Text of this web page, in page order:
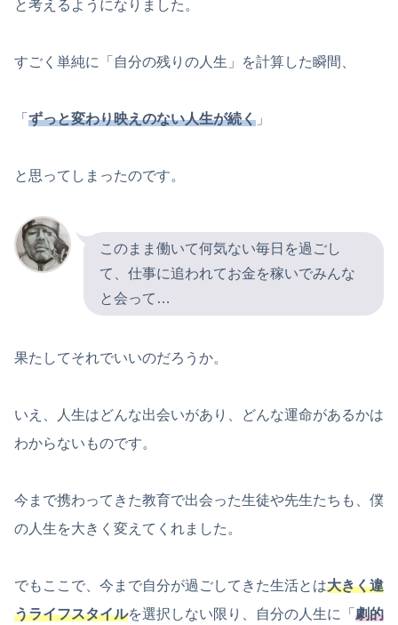
と考えるようになりました。
すごく単純に「自分の残りの人生」を計算した瞬間、
「 ずっと変わり映えのない人生が続く 」
と思ってしまったのです。
このまま働いて何気ない毎日を過ごし
て、仕事に追われてお金を稼いでみんな
と会って…
果たしてそれでいいのだろうか。
いえ、人生はどんな出会いがあり、どんな運命があるかは
わからないものです。
今まで携わってきた教育で出会った生徒や先生たちも、僕
の人生を大きく変えてくれました。
でもここで、今まで自分が過ごしてきた生活とは大きく違
うライフスタイルを選択しない限り、自分の人生に「 劇的